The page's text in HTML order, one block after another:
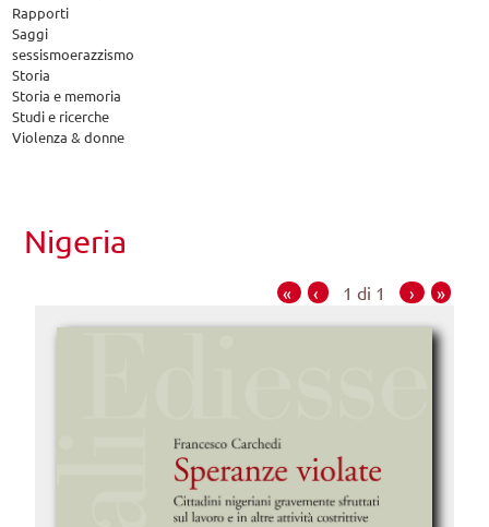
Rapporti
Saggi
sessismoerazzismo
Storia
Storia e memoria
Studi e ricerche
Violenza & donne
Nigeria
« ‹ 1 di 1 › »